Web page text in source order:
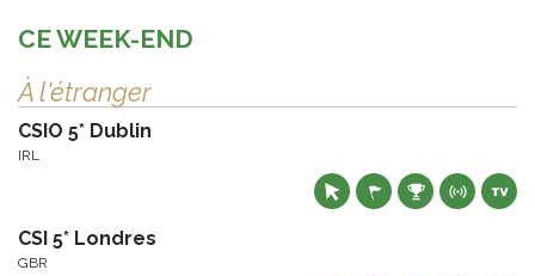
CE WEEK-END
À l'étranger
CSIO 5* Dublin
IRL
CSI 5* Londres
GBR